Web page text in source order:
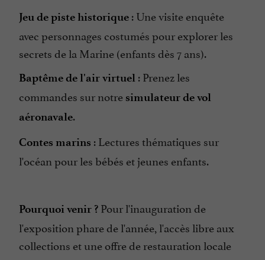
Jeu de piste historique : Une visite enquête
avec personnages costumés pour explorer les
secrets de la Marine (enfants dès 7 ans).
Baptême de l'air virtuel : Prenez les
commandes sur notre simulateur de vol
aéronavale.
Contes marins : Lectures thématiques sur
l'océan pour les bébés et jeunes enfants.
Pourquoi venir ? Pour l'inauguration de
l'exposition phare de l'année, l'accès libre aux
collections et une offre de restauration locale